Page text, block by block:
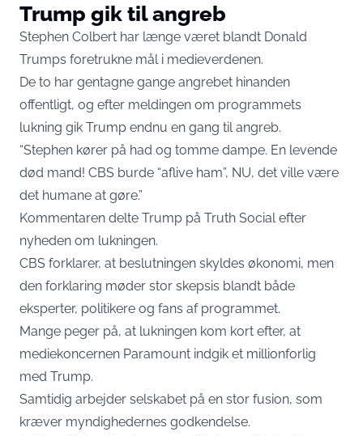
Trump gik til angreb
Stephen Colbert har længe været blandt Donald
Trumps foretrukne mål i medieverdenen.
De to har gentagne gange angrebet hinanden
offentligt, og efter meldingen om programmets
lukning gik Trump endnu en gang til angreb.
“Stephen kører på had og tomme dampe. En levende
død mand! CBS burde “aflive ham”, NU, det ville være
det humane at gøre.”
Kommentaren delte Trump på Truth Social efter
nyheden om lukningen.
CBS forklarer, at beslutningen skyldes økonomi, men
den forklaring møder stor skepsis blandt både
eksperter, politikere og fans af programmet.
Mange peger på, at lukningen kom kort efter, at
mediekoncernen Paramount indgik et millionforlig
med Trump.
Samtidig arbejder selskabet på en stor fusion, som
kræver myndighedernes godkendelse.